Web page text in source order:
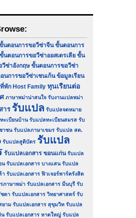
นตอนการขอวีซ่าจีน ขั้นตอนการ
นตอนการขอวีซ่าออสเตรเลีย ขั้น
ซ่าอังกฤษ ขั้นตอนการขอวีซ่า
นการขอวีซ่าเชนเก้น ข้อมูลเรียน
ที่พัก Host Family ทุนเรียนต่อ
ภาษาพม่าน่าสนใจ รับงานแปลพม่า
าร รับแปล รับแปลจดหมาย
ะเบียนบ้าน รับแปลทะเบียนสมรส รับ
าชน รับแปลภาษาเขมร รับแปล สด.
รับแปลสูติบัตร รับแปล
รับแปลเอกสาร ขอนแก่น รับแปล
น รับแปลเอกสาร บางแสน รับแปล
า รับแปลเอกสาร ฟิวเจอร์พาร์ครังสิต
ภาษาพม่า รับแปลเอกสาร มีนบุรี รับ
ชดา รับแปลเอกสาร วิทยาศาสตร์ รับ
ยาม รับแปลเอกสาร สุขุมวิท รับแปล
น รับแปลเอกสาร หาดใหญ่ รับแปล